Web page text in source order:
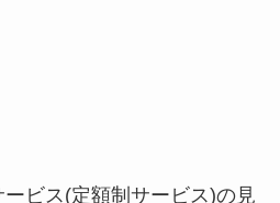
ビス(定額制サービス)の見